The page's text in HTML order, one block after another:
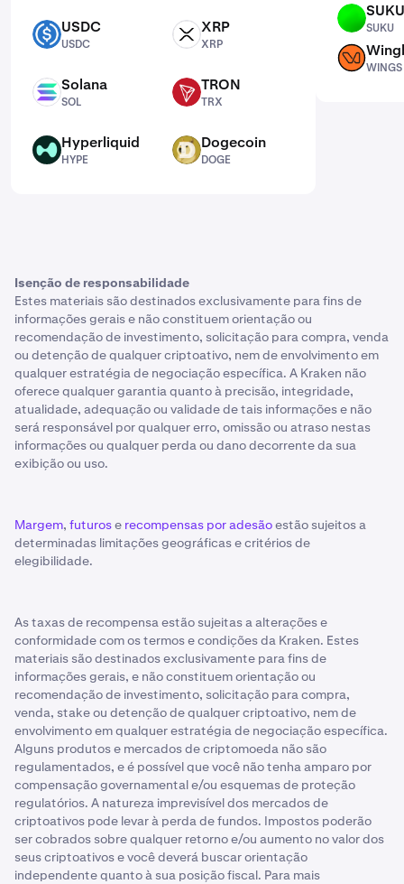
USDC USDC
USDC
XRP XRP
XRP
SOL Solana
SOL
TRX TRON
TRX
HYPE Hyperliquid
HYPE
DOGE Dogecoin
DOGE
SUKU
SUKU
WINGS
WINGS
Isenção de responsabilidade
Estes materiais são destinados exclusivamente para fins de
informações gerais e não constituem orientação ou
recomendação de investimento, solicitação para compra, venda
ou detenção de qualquer criptoativo, nem de envolvimento em
qualquer estratégia de negociação específica. A Kraken não
oferece qualquer garantia quanto à precisão, integridade,
atualidade, adequação ou validade de tais informações e não
será responsável por qualquer erro, omissão ou atraso nestas
informações ou qualquer perda ou dano decorrente da sua
exibição ou uso.
Margem, futurose recompensas por adesãoestão sujeitos a
determinadas limitações geográficas e critérios de
elegibilidade.
As taxas de recompensa estão sujeitas a alterações e
conformidade com os termos e condições da Kraken. Estes
materiais são destinados exclusivamente para fins de
informações gerais, e não constituem orientação ou
recomendação de investimento, solicitação para compra,
venda, stake ou detenção de qualquer criptoativo, nem de
envolvimento em qualquer estratégia de negociação específica.
Alguns produtos e mercados de criptomoeda não são
regulamentados, e é possível que você não tenha amparo por
compensação governamental e/ou esquemas de proteção
regulatórios. A natureza imprevisível dos mercados de
criptoativos pode levar à perda de fundos. Impostos poderão
ser cobrados sobre qualquer retorno e/ou aumento no valor dos
seus criptoativos e você deverá buscar orientação
independente quanto à sua posição fiscal. Para mais